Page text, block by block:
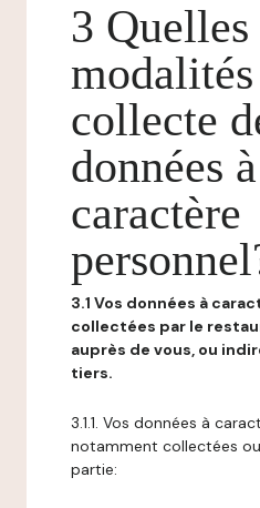
3
collecte
données à
caractère
3.1 Vos données à
collectées par le
auprès de vous, ou
tiers.
3.1.1. Vos données à
notamment collectées
partie: